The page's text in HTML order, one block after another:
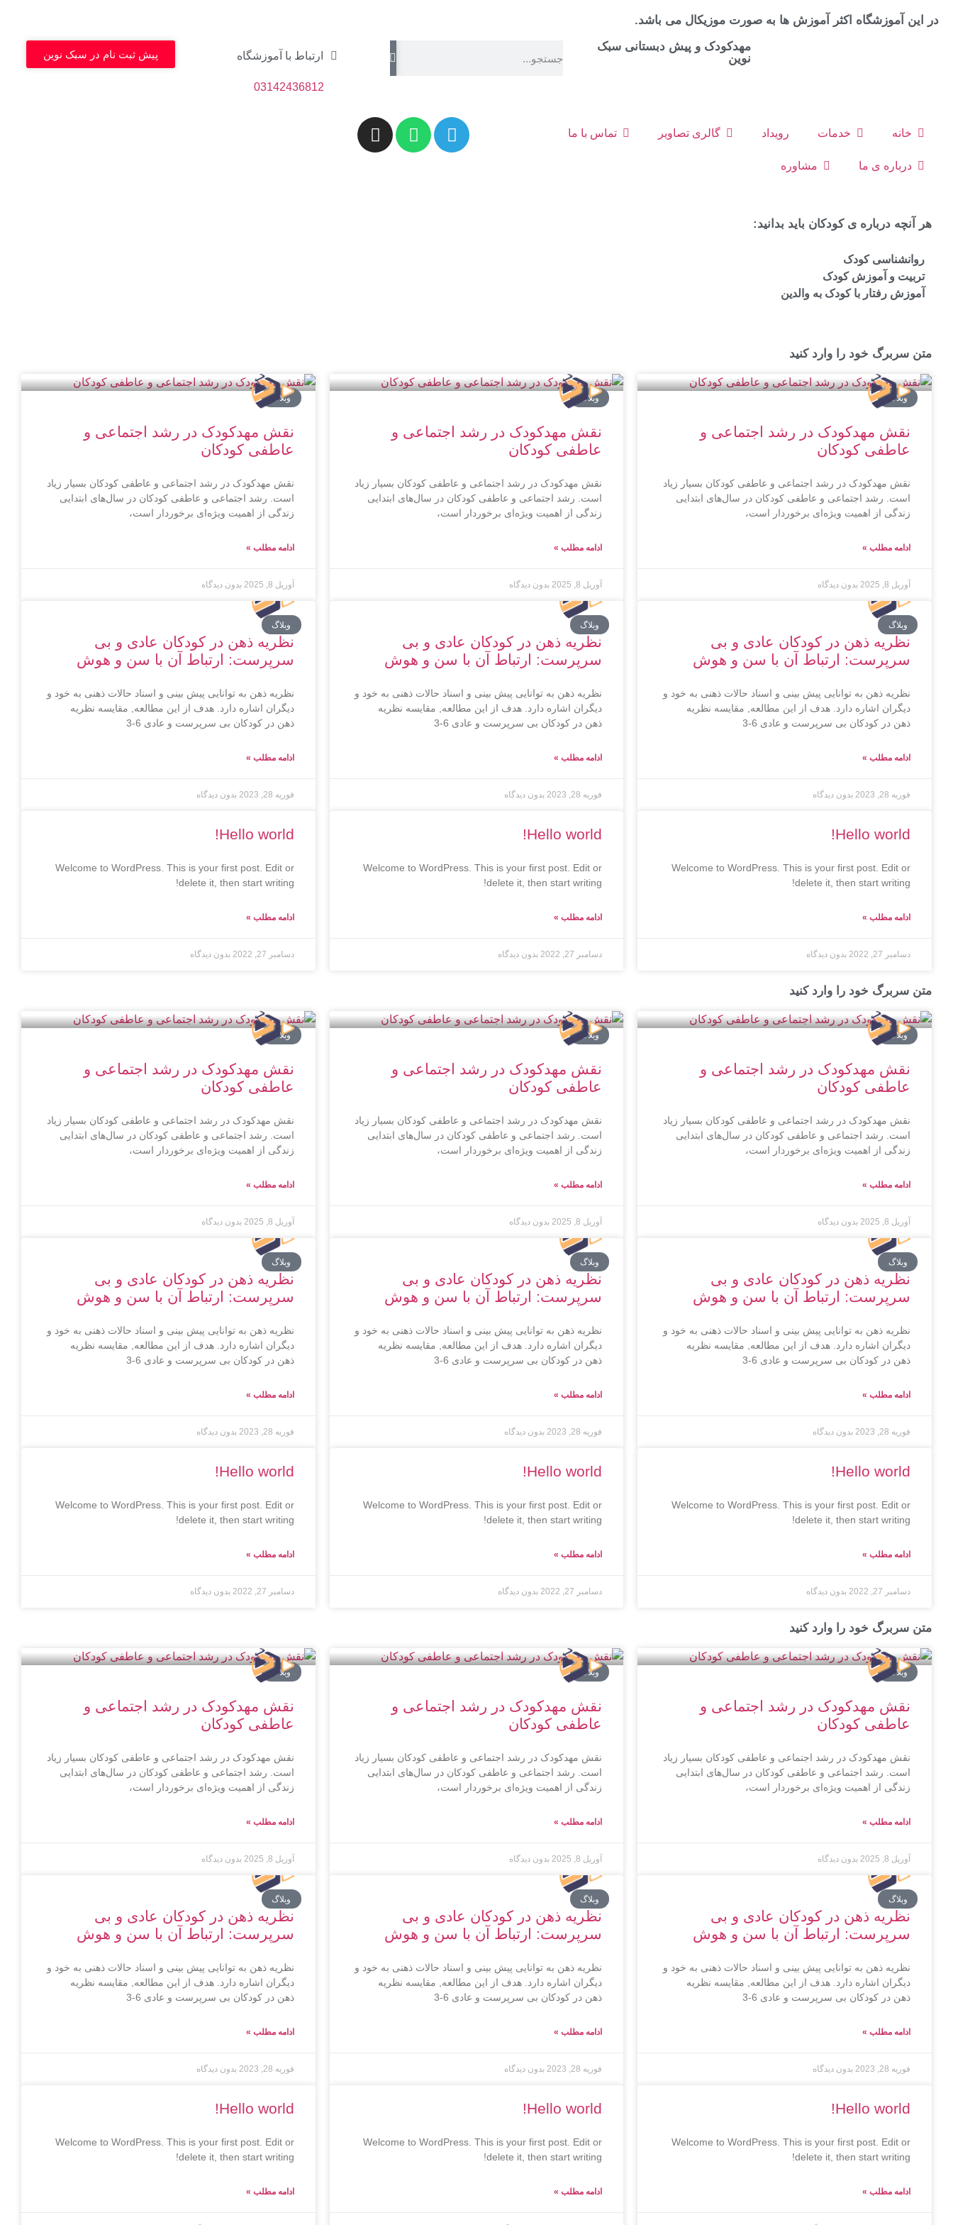
در این آموزشگاه اکثر آموزش ها به صورت موزیکال می باشد.
مهدکودک و پیش دبستانی سبک
نوین
ارتباط با آموزشگاه
03142436812
پیش ثبت نام در سبک نوین
خانه خدمات رویداد گالری تصاویر تماس با ما
درباره ی ما مشاوره
هر آنچه درباره ی کودکان باید بدانید:
روانشناسی کودک
تربیت و آموزش کودک
آموزش رفتار با کودک به والدین
متن سربرگ خود را وارد کنید
وبلاگ
نقش مهدکودک در رشد اجتماعی و
عاطفی کودکان
نقش مهدکودک در رشد اجتماعی و عاطفی کودکان بسیار زیاد
است. رشد اجتماعی و عاطفی کودکان در سال‌های ابتدایی
زندگی از اهمیت ویژه‌ای برخوردار است،
ادامه مطلب »
آوریل 8, 2025 بدون دیدگاه
وبلاگ
نظریه ذهن در کودکان عادی و بی
سرپرست: ارتباط آن با سن و هوش
نظریه ذهن به توانایی پیش بینی و اسناد حالات ذهنی به خود و
دیگران اشاره دارد. هدف از این مطالعه, مقایسه نظریه
ذهن در کودکان بی سرپرست و عادی 6-3
ادامه مطلب »
فوریه 28, 2023 بدون دیدگاه
Hello world!
Welcome to WordPress. This is your first post. Edit or
delete it, then start writing!
ادامه مطلب »
دسامبر 27, 2022 بدون دیدگاه
وبلاگ
نقش مهدکودک در رشد اجتماعی و
عاطفی کودکان
نقش مهدکودک در رشد اجتماعی و عاطفی کودکان بسیار زیاد
است. رشد اجتماعی و عاطفی کودکان در سال‌های ابتدایی
زندگی از اهمیت ویژه‌ای برخوردار است،
ادامه مطلب »
آوریل 8, 2025 بدون دیدگاه
وبلاگ
نظریه ذهن در کودکان عادی و بی
سرپرست: ارتباط آن با سن و هوش
نظریه ذهن به توانایی پیش بینی و اسناد حالات ذهنی به خود و
دیگران اشاره دارد. هدف از این مطالعه, مقایسه نظریه
ذهن در کودکان بی سرپرست و عادی 6-3
ادامه مطلب »
فوریه 28, 2023 بدون دیدگاه
Hello world!
Welcome to WordPress. This is your first post. Edit or
delete it, then start writing!
ادامه مطلب »
دسامبر 27, 2022 بدون دیدگاه
وبلاگ
نقش مهدکودک در رشد اجتماعی و
عاطفی کودکان
نقش مهدکودک در رشد اجتماعی و عاطفی کودکان بسیار زیاد
است. رشد اجتماعی و عاطفی کودکان در سال‌های ابتدایی
زندگی از اهمیت ویژه‌ای برخوردار است،
ادامه مطلب »
آوریل 8, 2025 بدون دیدگاه
وبلاگ
نظریه ذهن در کودکان عادی و بی
سرپرست: ارتباط آن با سن و هوش
نظریه ذهن به توانایی پیش بینی و اسناد حالات ذهنی به خود و
دیگران اشاره دارد. هدف از این مطالعه, مقایسه نظریه
ذهن در کودکان بی سرپرست و عادی 6-3
ادامه مطلب »
فوریه 28, 2023 بدون دیدگاه
Hello world!
Welcome to WordPress. This is your first post. Edit or
delete it, then start writing!
ادامه مطلب »
دسامبر 27, 2022 بدون دیدگاه
متن سربرگ خود را وارد کنید
وبلاگ
نقش مهدکودک در رشد اجتماعی و
عاطفی کودکان
نقش مهدکودک در رشد اجتماعی و عاطفی کودکان بسیار زیاد
است. رشد اجتماعی و عاطفی کودکان در سال‌های ابتدایی
زندگی از اهمیت ویژه‌ای برخوردار است،
ادامه مطلب »
آوریل 8, 2025 بدون دیدگاه
وبلاگ
نظریه ذهن در کودکان عادی و بی
سرپرست: ارتباط آن با سن و هوش
نظریه ذهن به توانایی پیش بینی و اسناد حالات ذهنی به خود و
دیگران اشاره دارد. هدف از این مطالعه, مقایسه نظریه
ذهن در کودکان بی سرپرست و عادی 6-3
ادامه مطلب »
فوریه 28, 2023 بدون دیدگاه
Hello world!
Welcome to WordPress. This is your first post. Edit or
delete it, then start writing!
ادامه مطلب »
دسامبر 27, 2022 بدون دیدگاه
وبلاگ
نقش مهدکودک در رشد اجتماعی و
عاطفی کودکان
نقش مهدکودک در رشد اجتماعی و عاطفی کودکان بسیار زیاد
است. رشد اجتماعی و عاطفی کودکان در سال‌های ابتدایی
زندگی از اهمیت ویژه‌ای برخوردار است،
ادامه مطلب »
آوریل 8, 2025 بدون دیدگاه
وبلاگ
نظریه ذهن در کودکان عادی و بی
سرپرست: ارتباط آن با سن و هوش
نظریه ذهن به توانایی پیش بینی و اسناد حالات ذهنی به خود و
دیگران اشاره دارد. هدف از این مطالعه, مقایسه نظریه
ذهن در کودکان بی سرپرست و عادی 6-3
ادامه مطلب »
فوریه 28, 2023 بدون دیدگاه
Hello world!
Welcome to WordPress. This is your first post. Edit or
delete it, then start writing!
ادامه مطلب »
دسامبر 27, 2022 بدون دیدگاه
وبلاگ
نقش مهدکودک در رشد اجتماعی و
عاطفی کودکان
نقش مهدکودک در رشد اجتماعی و عاطفی کودکان بسیار زیاد
است. رشد اجتماعی و عاطفی کودکان در سال‌های ابتدایی
زندگی از اهمیت ویژه‌ای برخوردار است،
ادامه مطلب »
آوریل 8, 2025 بدون دیدگاه
وبلاگ
نظریه ذهن در کودکان عادی و بی
سرپرست: ارتباط آن با سن و هوش
نظریه ذهن به توانایی پیش بینی و اسناد حالات ذهنی به خود و
دیگران اشاره دارد. هدف از این مطالعه, مقایسه نظریه
ذهن در کودکان بی سرپرست و عادی 6-3
ادامه مطلب »
فوریه 28, 2023 بدون دیدگاه
Hello world!
Welcome to WordPress. This is your first post. Edit or
delete it, then start writing!
ادامه مطلب »
دسامبر 27, 2022 بدون دیدگاه
متن سربرگ خود را وارد کنید
وبلاگ
نقش مهدکودک در رشد اجتماعی و
عاطفی کودکان
نقش مهدکودک در رشد اجتماعی و عاطفی کودکان بسیار زیاد
است. رشد اجتماعی و عاطفی کودکان در سال‌های ابتدایی
زندگی از اهمیت ویژه‌ای برخوردار است،
ادامه مطلب »
آوریل 8, 2025 بدون دیدگاه
وبلاگ
نظریه ذهن در کودکان عادی و بی
سرپرست: ارتباط آن با سن و هوش
نظریه ذهن به توانایی پیش بینی و اسناد حالات ذهنی به خود و
دیگران اشاره دارد. هدف از این مطالعه, مقایسه نظریه
ذهن در کودکان بی سرپرست و عادی 6-3
ادامه مطلب »
فوریه 28, 2023 بدون دیدگاه
Hello world!
Welcome to WordPress. This is your first post. Edit or
delete it, then start writing!
ادامه مطلب »
وبلاگ
نقش مهدکودک در رشد اجتماعی و
عاطفی کودکان
نقش مهدکودک در رشد اجتماعی و عاطفی کودکان بسیار زیاد
است. رشد اجتماعی و عاطفی کودکان در سال‌های ابتدایی
زندگی از اهمیت ویژه‌ای برخوردار است،
ادامه مطلب »
آوریل 8, 2025 بدون دیدگاه
وبلاگ
نظریه ذهن در کودکان عادی و بی
سرپرست: ارتباط آن با سن و هوش
نظریه ذهن به توانایی پیش بینی و اسناد حالات ذهنی به خود و
دیگران اشاره دارد. هدف از این مطالعه, مقایسه نظریه
ذهن در کودکان بی سرپرست و عادی 6-3
ادامه مطلب »
فوریه 28, 2023 بدون دیدگاه
Hello world!
Welcome to WordPress. This is your first post. Edit or
delete it, then start writing!
ادامه مطلب »
وبلاگ
نقش مهدکودک در رشد اجتماعی و
عاطفی کودکان
نقش مهدکودک در رشد اجتماعی و عاطفی کودکان بسیار زیاد
است. رشد اجتماعی و عاطفی کودکان در سال‌های ابتدایی
زندگی از اهمیت ویژه‌ای برخوردار است،
ادامه مطلب »
آوریل 8, 2025 بدون دیدگاه
وبلاگ
نظریه ذهن در کودکان عادی و بی
سرپرست: ارتباط آن با سن و هوش
نظریه ذهن به توانایی پیش بینی و اسناد حالات ذهنی به خود و
دیگران اشاره دارد. هدف از این مطالعه, مقایسه نظریه
ذهن در کودکان بی سرپرست و عادی 6-3
ادامه مطلب »
فوریه 28, 2023 بدون دیدگاه
Hello world!
Welcome to WordPress. This is your first post. Edit or
delete it, then start writing!
ادامه مطلب »